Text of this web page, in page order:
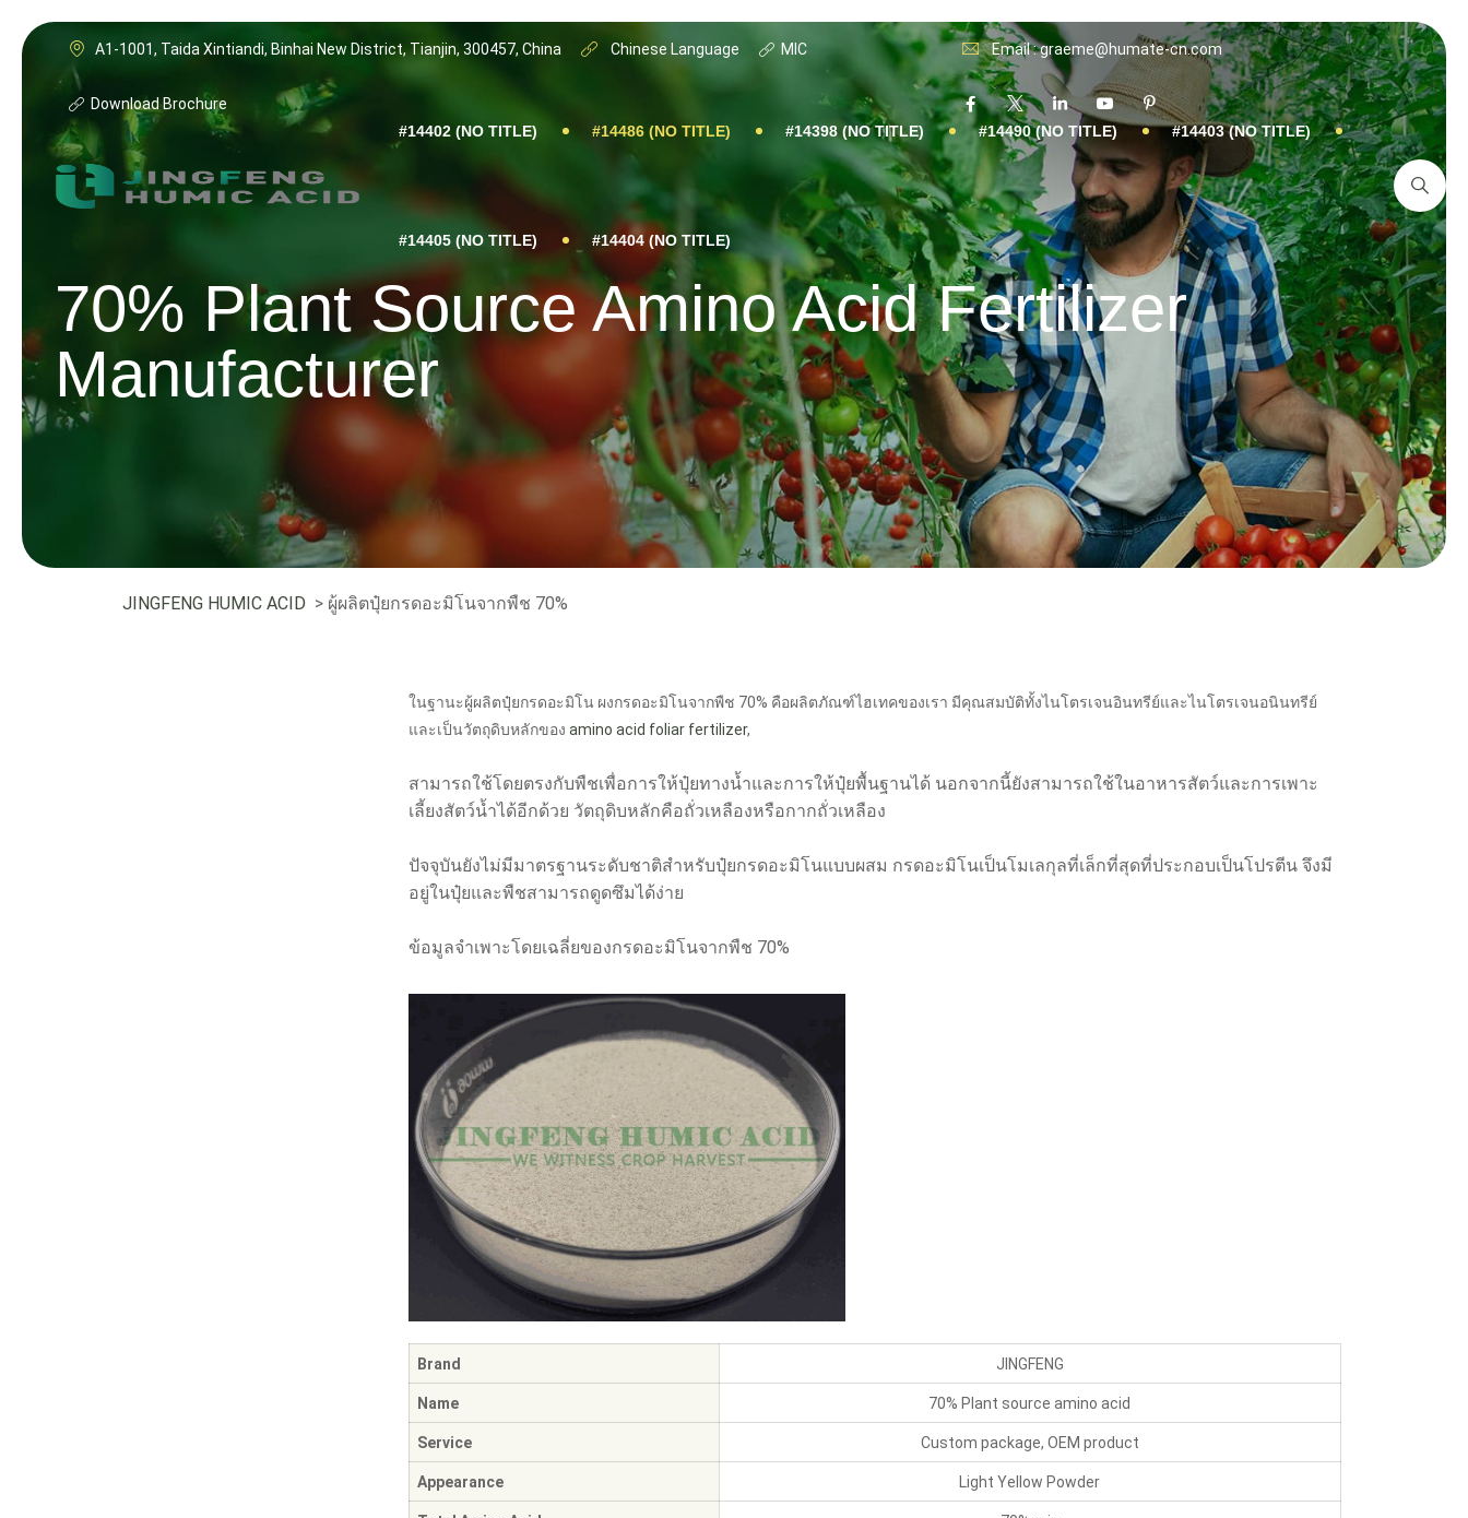
A1-1001, Taida Xintiandi, Binhai New District, Tianjin, 300457, China Chinese Language MIC
Download Brochure
Email : graeme@humate-cn.com
#14402 (NO TITLE) #14486 (NO TITLE) #14398 (NO TITLE) #14490 (NO TITLE) #14403 (NO TITLE)
#14405 (NO TITLE) #14404 (NO TITLE)
70% Plant Source Amino Acid Fertilizer
Manufacturer
JINGFENG HUMIC ACID > ผู้ผลิตปุ๋ยกรดอะมิโนจากพืช 70%
ในฐานะผู้ผลิตปุ๋ยกรดอะมิโน ผงกรดอะมิโนจากพืช 70% คือผลิตภัณฑ์ไฮเทคของเรา มีคุณสมบัติทั้งไนโตรเจนอินทรีย์และไนโตรเจนอนินทรีย์
และเป็นวัตถุดิบหลักของ amino acid foliar fertilizer,
สามารถใช้โดยตรงกับพืชเพื่อการให้ปุ๋ยทางน้ำและการให้ปุ๋ยพื้นฐานได้ นอกจากนี้ยังสามารถใช้ในอาหารสัตว์และการเพาะ
เลี้ยงสัตว์น้ำได้อีกด้วย วัตถุดิบหลักคือถั่วเหลืองหรือกากถั่วเหลือง
ปัจจุบันยังไม่มีมาตรฐานระดับชาติสำหรับปุ๋ยกรดอะมิโนแบบผสม กรดอะมิโนเป็นโมเลกุลที่เล็กที่สุดที่ประกอบเป็นโปรตีน จึงมี
อยู่ในปุ๋ยและพืชสามารถดูดซึมได้ง่าย
ข้อมูลจำเพาะโดยเฉลี่ยของกรดอะมิโนจากพืช 70%
Brand JINGFENG
Name 70% Plant source amino acid
Service Custom package, OEM product
Appearance Light Yellow Powder